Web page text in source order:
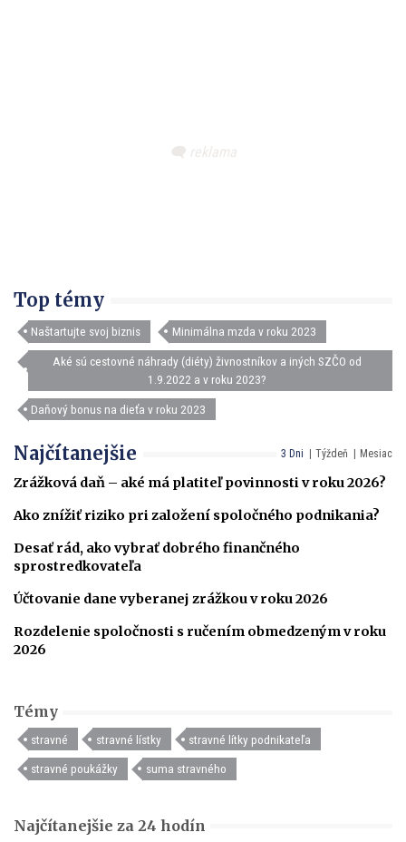
Top témy
Naštartujte svoj biznis Minimálna mzda v roku 2023
Aké sú cestovné náhrady (diéty) živnostníkov a iných SZČO od
1.9.2022 a v roku 2023?
Daňový bonus na dieťa v roku 2023
3 Dni Týždeň Mesiac
Najčítanejšie
Zrážková daň – aké má platiteľ povinnosti v roku 2026?
Ako znížiť riziko pri založení spoločného podnikania?
Desať rád, ako vybrať dobrého finančného
sprostredkovateľa
Účtovanie dane vyberanej zrážkou v roku 2026
Rozdelenie spoločnosti s ručením obmedzeným v roku
2026
Témy
stravné stravné lístky stravné lítky podnikateľa
stravné poukážky suma stravného
Najčítanejšie za 24 hodín